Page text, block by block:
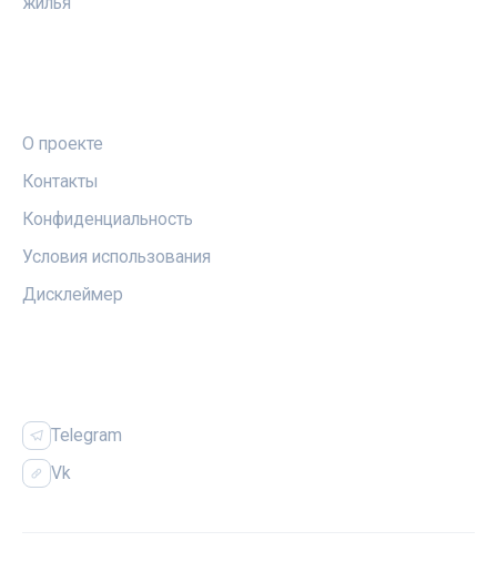
О проекте
Контакты
Конфиденциальность
Условия использования
Дисклеймер
Telegram
Vk